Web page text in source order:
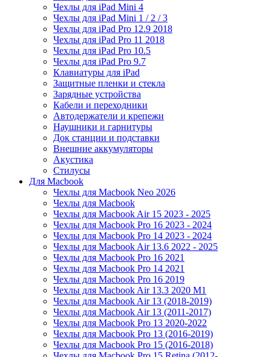
Чехлы для iPad Mini 4
Чехлы для iPad Mini 1 / 2 / 3
Чехлы для iPad Pro 12.9 2018
Чехлы для iPad Pro 11 2018
Чехлы для iPad Pro 10.5
Чехлы для iPad Pro 9.7
Клавиатуры для iPad
Защитные пленки и стекла
Зарядные устройства
Кабели и переходники
Автодержатели и крепежи
Наушники и гарнитуры
Док станции и подставки
Внешние аккумуляторы
Акустика
Стилусы
Для Macbook
Чехлы для Macbook Neo 2026
Чехлы для Macbook
Чехлы для Macbook Air 15 2023 - 2025
Чехлы для Macbook Pro 16 2023 - 2024
Чехлы для Macbook Pro 14 2023 - 2024
Чехлы для Macbook Air 13.6 2022 - 2025
Чехлы для Macbook Pro 16 2021
Чехлы для Macbook Pro 14 2021
Чехлы для Macbook Pro 16 2019
Чехлы для Macbook Air 13.3 2020 M1
Чехлы для Macbook Air 13 (2018-2019)
Чехлы для Macbook Air 13 (2011-2017)
Чехлы для Macbook Pro 13 2020-2022
Чехлы для Macbook Pro 13 (2016-2019)
Чехлы для Macbook Pro 15 (2016-2018)